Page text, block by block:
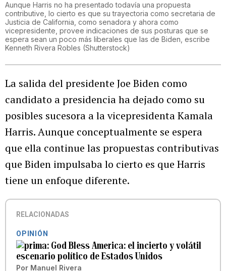
Aunque Harris no ha presentado todavía una propuesta
contributive, lo cierto es que su trayectoria como secretaria de
Justicia de California, como senadora y ahora como
vicepresidente, provee indicaciones de sus posturas que se
espera sean un poco más liberales que las de Biden, escribe
Kenneth Rivera Robles (Shutterstock)
La salida del presidente Joe Biden como
candidato a presidencia ha dejado como su
posibles sucesora a la vicepresidenta Kamala
Harris. Aunque conceptualmente se espera
que ella continue las propuestas contributivas
que Biden impulsaba lo cierto es que Harris
tiene un enfoque diferente.
RELACIONADAS
OPINIÓN
God Bless America: el incierto y volátil
escenario político de Estados Unidos
Por Manuel Rivera